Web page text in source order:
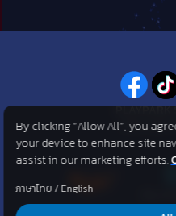
PLAYPARK
ไม่พลาดทุกข่า
By clicking “Allow All”, you
your device to enhance site
assist in our marketing efforts.
ภาษาไทย / English